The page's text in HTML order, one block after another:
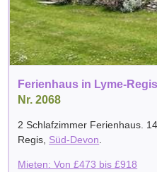
Ferienhaus in Lyme-Regis
Nr. 2068
2 Schlafzimmer Ferienhaus.
Regis Süd-Devon
Mieten: Von£473 bis£918